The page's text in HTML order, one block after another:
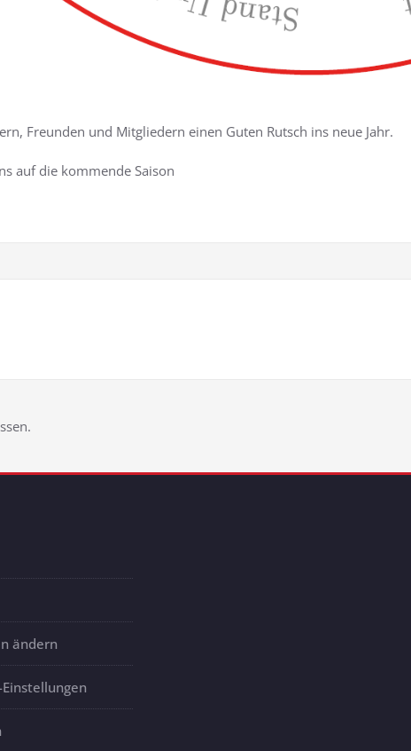
Freunden und Mitgliedern einen Guten Rutsch ins neue Jahr.
auf die kommende Saison
ändern